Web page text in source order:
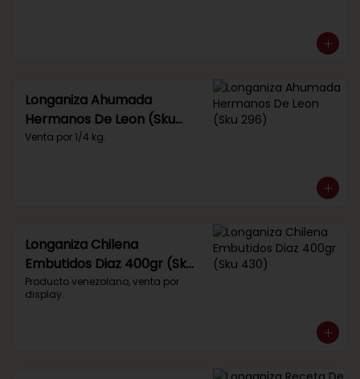
Longaniza Ahumada
Hermanos De Leon (Sku
296)
Venta por 1/4 kg.
Longaniza Chilena
Embutidos Diaz 400gr (Sku
430)
Producto venezolano, venta por
display.